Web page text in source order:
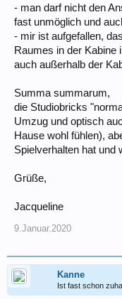
- man darf nicht den
fast unmöglich und
- mir ist aufgefallen,
Raumes in der Kabine
auch außerhalb der
Summa summarum,
die Studiobricks
Umzug und optisch
Hause wohl fühlen),
Spielverhalten hat und
Grüße,
Jacqueline
9.Januar.2020
Kanne
Ist fast schon